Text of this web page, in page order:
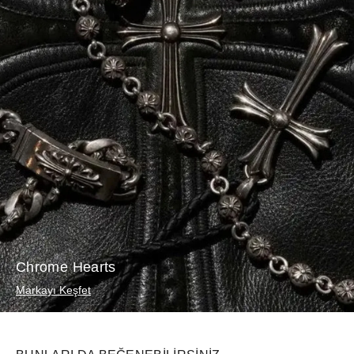
Chrome Hearts
Markayı Keşfet